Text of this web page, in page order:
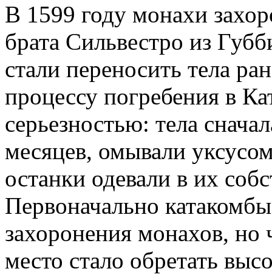
В 1599 году монахи
брата Сильвестро из
стали переносить тела
процессу погребения в
серьезностью: тела
месяцев, омывали
останки одевали в их
Первоначально
захоронения монахов, но
место стало обретать